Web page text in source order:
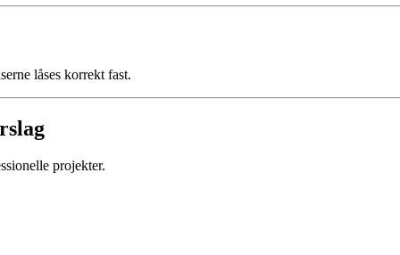
låses korrekt fast.
projekter.